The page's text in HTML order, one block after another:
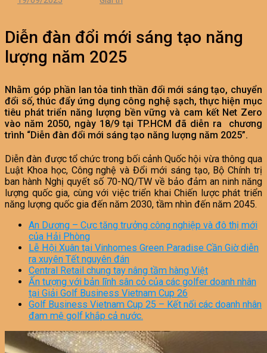
Diễn đàn đổi mới sáng tạo năng
lượng năm 2025
Nhằm góp phần lan tỏa tinh thần đổi mới sáng tạo, chuyển
đổi số, thúc đẩy ứng dụng công nghệ sạch, thực hiện mục
tiêu phát triển năng lượng bền vững và cam kết Net Zero
vào năm 2050, ngày 18/9 tại TP.HCM đã diễn ra chương
trình “Diễn đàn đổi mới sáng tạo năng lượng năm 2025”.
Diễn đàn được tổ chức trong bối cảnh Quốc hội vừa thông qua
Luật Khoa học, Công nghệ và Đổi mới sáng tạo, Bộ Chính trị
ban hành Nghị quyết số 70-NQ/TW về bảo đảm an ninh năng
lượng quốc gia, cùng với việc triển khai Chiến lược phát triển
năng lượng quốc gia đến năm 2030, tầm nhìn đến năm 2045.
An Dương – Cực tăng trưởng công nghiệp và đô thị mới
của Hải Phòng
Lễ Hội Xuân tại Vinhomes Green Paradise Cần Giờ diễn
ra xuyên Tết nguyên đán
Central Retail chung tay nâng tầm hàng Việt
Ấn tượng với bản lĩnh sân cỏ của các golfer doanh nhân
tại Giải Golf Business Vietnam Cup 26
Golf Business Vietnam Cup 25 – Kết nối các doanh nhân
đam mê golf khắp cả nước.